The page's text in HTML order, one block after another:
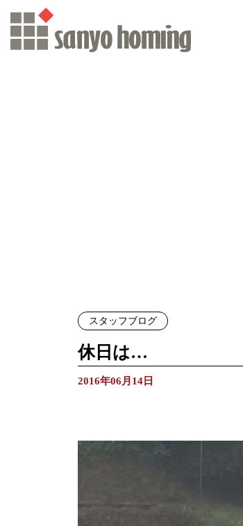
スタッフブログ
休日は…
2016年06月14日